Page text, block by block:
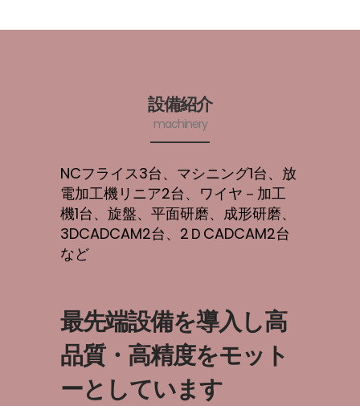
設備紹介
machinery
NCフライス3台、マシニング1台、放
電加工機リニア2台、ワイヤ－加工
機1台、旋盤、平面研磨、成形研磨、
3DCADCAM2台、2ＤCADCAM2台
など
最先端設備を導入し高
品質・高精度をモット
ーとしています